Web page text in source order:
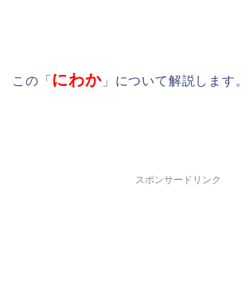
この「 にわか」について解説します。
スポンサードリンク